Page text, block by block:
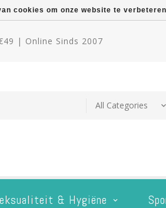
| Online Sinds 2007
& Hygiëne
cookies om onze website te